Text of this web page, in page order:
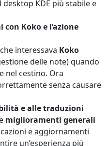
KDE più stabile e
Koko e l’azione
interessava Koko
delle note) quando
nel cestino. Ora
senza causare
e alle traduzioni
miglioramenti generali
e aggiornamenti
un’esperienza più